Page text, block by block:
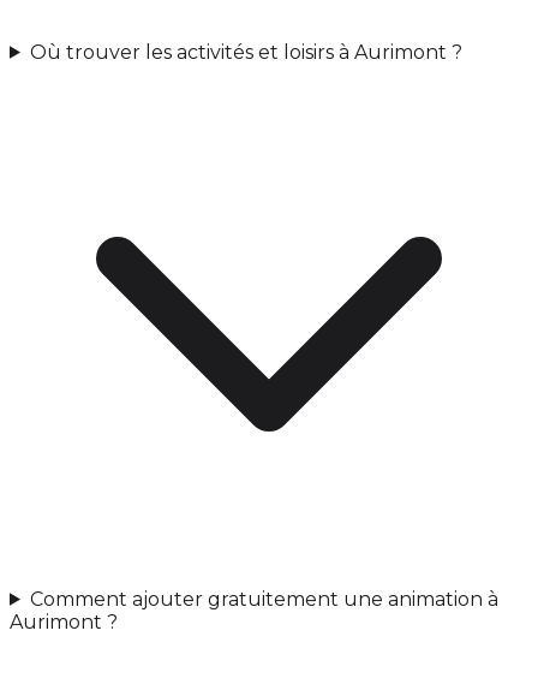
Où trouver les activités et loisirs à Aurimont ?
Comment ajouter gratuitement une animation à
Aurimont ?